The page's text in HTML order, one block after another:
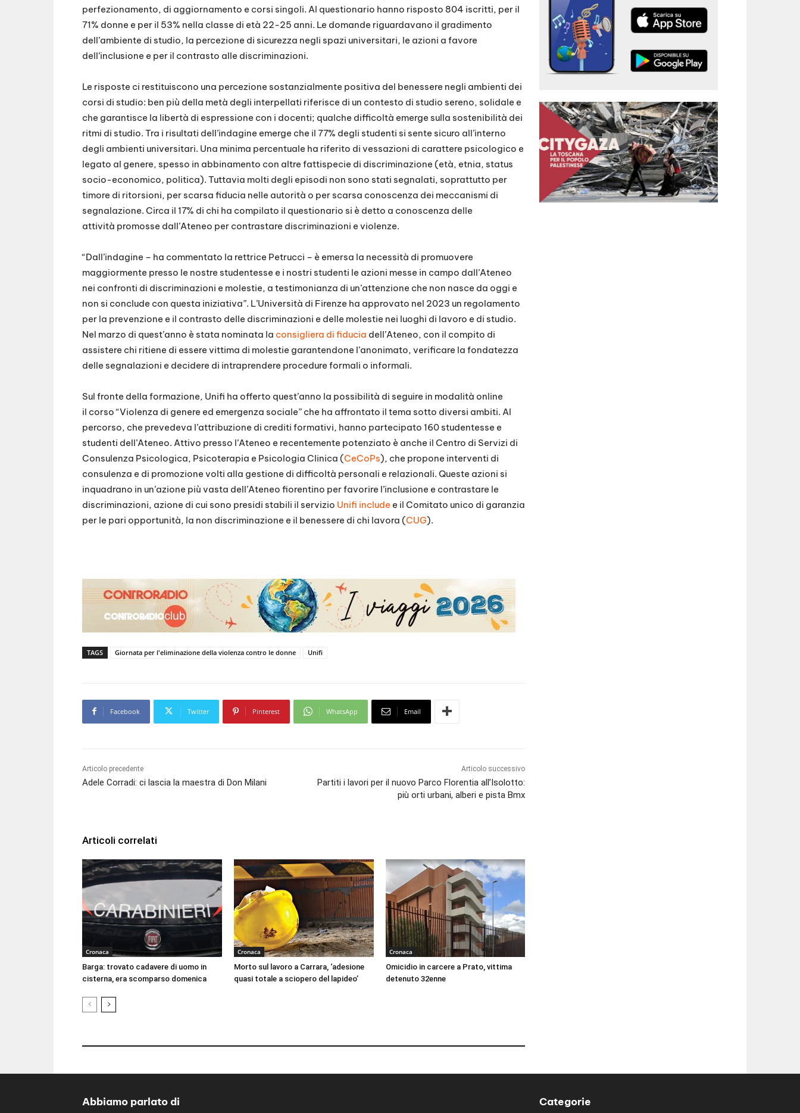
perfezionamento, di aggiornamento e corsi singoli. Al questionario hanno risposto 804 iscritti, per il
71% donne e per il 53% nella classe di età 22-25 anni. Le domande riguardavano il gradimento
dell’ambiente di studio, la percezione di sicurezza negli spazi universitari, le azioni a favore
dell’inclusione e per il contrasto alle discriminazioni.
Le risposte ci restituiscono una percezione sostanzialmente positiva del benessere negli ambienti dei
corsi di studio: ben più della metà degli interpellati riferisce di un contesto di studio sereno, solidale e
che garantisce la libertà di espressione con i docenti; qualche difficoltà emerge sulla sostenibilità dei
ritmi di studio. Tra i risultati dell’indagine emerge che il 77% degli studenti si sente sicuro all’interno
degli ambienti universitari. Una minima percentuale ha riferito di vessazioni di carattere psicologico e
legato al genere, spesso in abbinamento con altre fattispecie di discriminazione (età, etnia, status
socio-economico, politica). Tuttavia molti degli episodi non sono stati segnalati, soprattutto per
timore di ritorsioni, per scarsa fiducia nelle autorità o per scarsa conoscenza dei meccanismi di
segnalazione. Circa il 17% di chi ha compilato il questionario si è detto a conoscenza delle
attività promosse dall’Ateneo per contrastare discriminazioni e violenze.
“Dall’indagine – ha commentato la rettrice Petrucci – è emersa la necessità di promuovere
maggiormente presso le nostre studentesse e i nostri studenti le azioni messe in campo dall’Ateneo
nei confronti di discriminazioni e molestie, a testimonianza di un’attenzione che non nasce da oggi e
non si conclude con questa iniziativa”. L’Università di Firenze ha approvato nel 2023 un regolamento
per la prevenzione e il contrasto delle discriminazioni e delle molestie nei luoghi di lavoro e di studio.
Nel marzo di quest’anno è stata nominata la consigliera di fiducia dell’Ateneo, con il compito di
assistere chi ritiene di essere vittima di molestie garantendone l’anonimato, verificare la fondatezza
delle segnalazioni e decidere di intraprendere procedure formali o informali.
Sul fronte della formazione, Unifi ha offerto quest’anno la possibilità di seguire in modalità online
il corso “Violenza di genere ed emergenza sociale” che ha affrontato il tema sotto diversi ambiti. Al
percorso, che prevedeva l’attribuzione di crediti formativi, hanno partecipato 160 studentesse e
studenti dell’Ateneo. Attivo presso l’Ateneo e recentemente potenziato è anche il Centro di Servizi di
Consulenza Psicologica, Psicoterapia e Psicologia Clinica (CeCoPs), che propone interventi di
consulenza e di promozione volti alla gestione di difficoltà personali e relazionali. Queste azioni si
inquadrano in un’azione più vasta dell’Ateneo fiorentino per favorire l’inclusione e contrastare le
discriminazioni, azione di cui sono presidi stabili il servizio Unifi include e il Comitato unico di garanzia
per le pari opportunità, la non discriminazione e il benessere di chi lavora (CUG).
TAGS Giornata per l'eliminazione della violenza contro le donne Unifi
Facebook Twitter Pinterest WhatsApp Email
Articolo precedente
Adele Corradi: ci lascia la maestra di Don Milani
Articolo successivo
Partiti i lavori per il nuovo Parco Florentia all’Isolotto:
più orti urbani, alberi e pista Bmx
Articoli correlati
Cronaca
Barga: trovato cadavere di uomo in
cisterna, era scomparso domenica
Cronaca
Morto sul lavoro a Carrara, ‘adesione
quasi totale a sciopero del lapideo’
Cronaca
Omicidio in carcere a Prato, vittima
detenuto 32enne
Abbiamo parlato di Categorie